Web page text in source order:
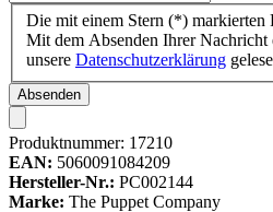
Die mit einem Stern (*) markierten
Mit dem Absenden Ihrer Nachricht
unsere Datenschutzerklärung
Absenden
Produktnummer: 17210
EAN: 5060091084209
Hersteller-Nr.: PC002144
Marke: The Puppet Company